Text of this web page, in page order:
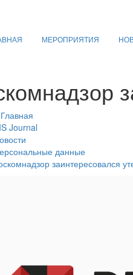
МЕРОПРИЯТИЯ
Главная
Journal
данные
заинтересовался